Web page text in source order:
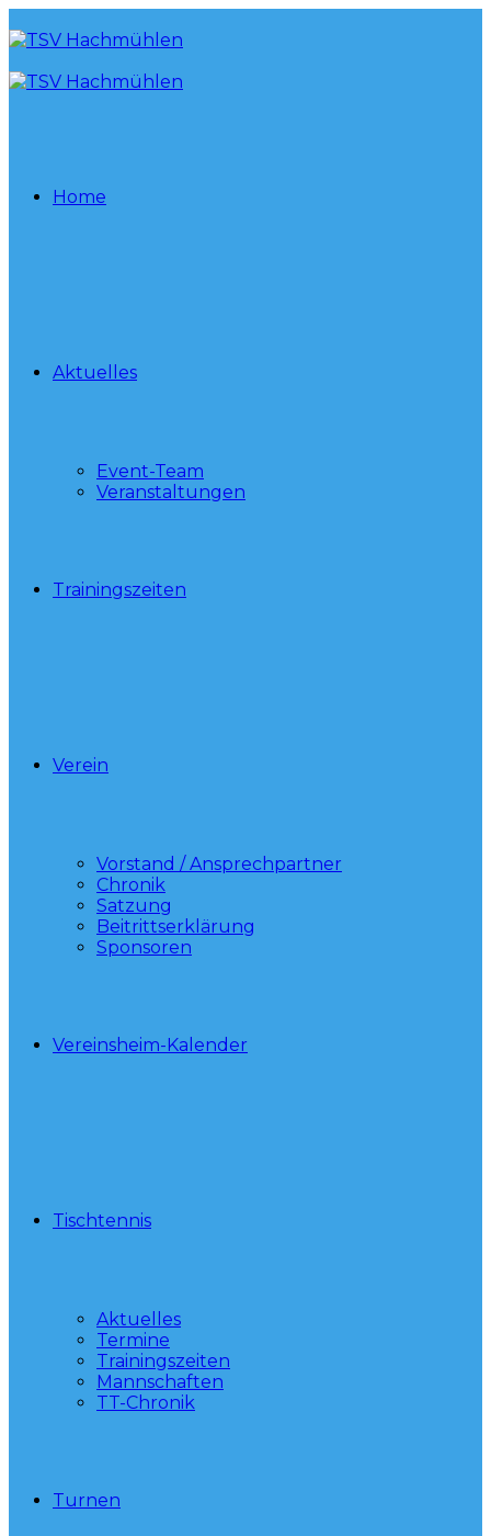
Home
Aktuelles
Event-Team
Veranstaltungen
Trainingszeiten
Verein
Vorstand / Ansprechpartner
Chronik
Satzung
Beitrittserklärung
Sponsoren
Vereinsheim-Kalender
Tischtennis
Aktuelles
Termine
Trainingszeiten
Mannschaften
TT-Chronik
Turnen